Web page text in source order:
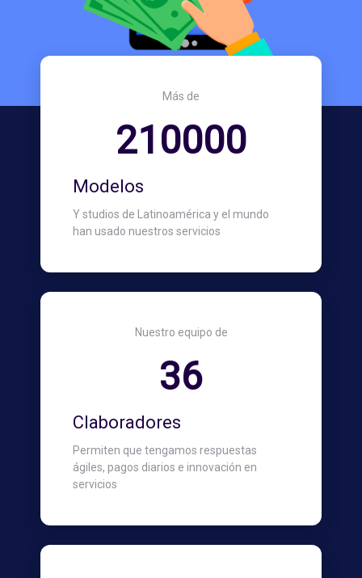
Más de
210000
Modelos
Y studios de Latinoamérica y el mundo
han usado nuestros servicios
Nuestro equipo de
36
Claboradores
Permiten que tengamos respuestas
ágiles, pagos diarios e innovación en
servicios